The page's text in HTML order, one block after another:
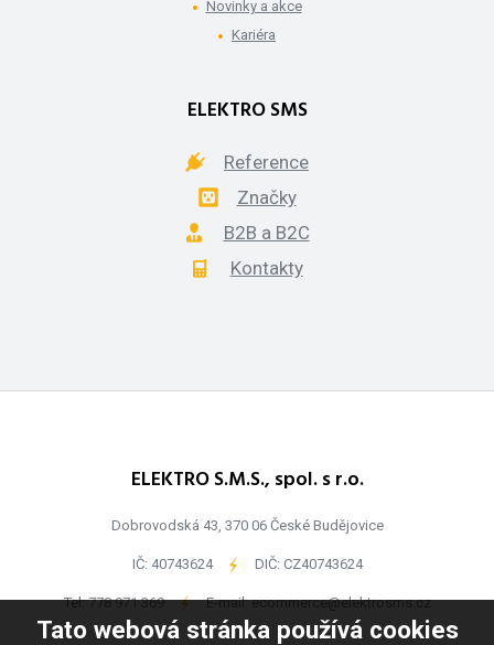
Tato webová stránka používá cookies
Novinky a akce
Kariéra
ELEKTRO SMS
Reference
Značky
B2B a B2C
Kontakty
ELEKTRO S.M.S., spol. s r.o.
Dobrovodská 43, 370 06 České Budějovice
IČ: 40743624 - DIČ: CZ40743624
Tel:778 971 369 - E-mail:ecommerce@elektrosms.cz